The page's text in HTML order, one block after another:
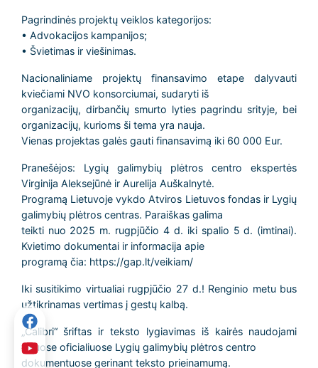
Pagrindinės projektų veiklos kategorijos:
• Advokacijos kampanijos;
• Švietimas ir viešinimas.
Nacionaliniame projektų finansavimo etape dalyvauti
kviečiami NVO konsorciumai, sudaryti iš
organizacijų, dirbančių smurto lyties pagrindu srityje, bei
organizacijų, kurioms ši tema yra nauja.
Vienas projektas galės gauti finansavimą iki 60 000 Eur.
Pranešėjos: Lygių galimybių plėtros centro ekspertės
Virginija Aleksejūnė ir Aurelija Auškalnytė.
Programą Lietuvoje vykdo Atviros Lietuvos fondas ir Lygių
galimybių plėtros centras. Paraiškas galima
teikti nuo 2025 m. rugpjūčio 4 d. iki spalio 5 d. (imtinai).
Kvietimo dokumentai ir informacija apie
programą čia: https://gap.lt/veikiam/
Iki susitikimo virtualiai rugpjūčio 27 d.! Renginio metu bus
užtikrinamas vertimas į gestų kalbą.
„Calibri“ šriftas ir teksto lygiavimas iš kairės naudojami
visuose oficialiuose Lygių galimybių plėtros centro
dokumentuose gerinant teksto prieinamumą.